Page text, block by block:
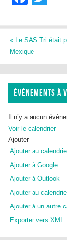
c
e
b
o
o
k
tt
er
«Le SAS Tri était
Mexique
ÉVÉNEMENTS À
Il n’y a aucun
Voir le calendrier
Ajouter
Ajouter au
Ajouter à Google
Ajouter à Outlook
Ajouter au
Ajouter à un autre
Exporter vers XML